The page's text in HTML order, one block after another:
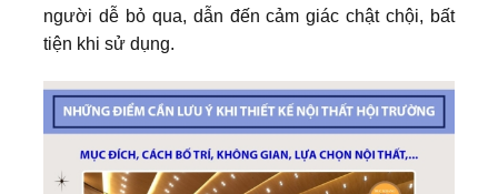
người dễ bỏ qua, dẫn đến cảm giác chật chội, bất
tiện khi sử dụng.